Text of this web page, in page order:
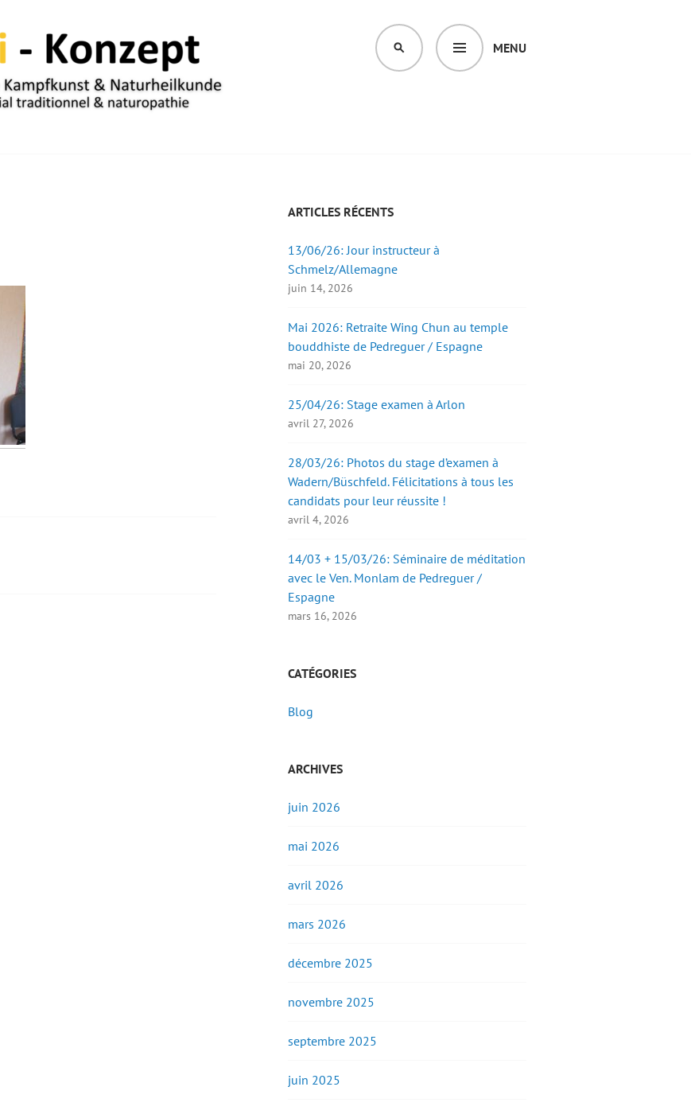
MENU
SEARCH
ARTICLES RÉCENTS
13/06/26: Jour instructeur à
Schmelz/Allemagne
juin 14, 2026
Mai 2026: Retraite Wing Chun au temple
bouddhiste de Pedreguer / Espagne
mai 20, 2026
25/04/26: Stage examen à Arlon
avril 27, 2026
28/03/26: Photos du stage d’examen à
Wadern/Büschfeld. Félicitations à tous les
candidats pour leur réussite !
avril 4, 2026
14/03 + 15/03/26: Séminaire de méditation
avec le Ven. Monlam de Pedreguer /
Espagne
mars 16, 2026
CATÉGORIES
Blog
ARCHIVES
juin 2026
mai 2026
avril 2026
mars 2026
décembre 2025
novembre 2025
septembre 2025
juin 2025